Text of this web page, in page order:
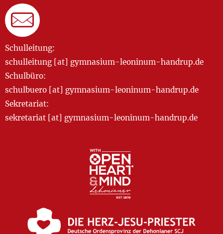
Schulleitung:
schulleitung [at] gymnasium-leoninum-handrup.de
Schulbüro:
schulbuero [at] gymnasium-leoninum-handrup.de
Sekretariat:
sekretariat [at] gymnasium-leoninum-handrup.de